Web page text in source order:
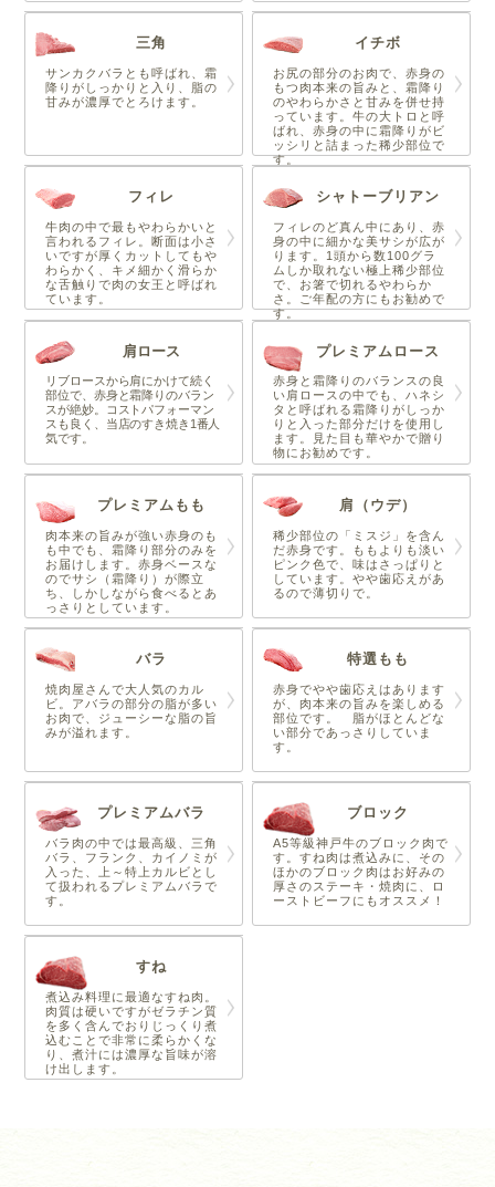
三角
サンカクバラとも呼ばれ、霜
降りがしっかりと入り、脂の
甘みが濃厚でとろけます。
イチボ
お尻の部分のお肉で、赤身の
もつ肉本来の旨みと、霜降り
のやわらかさと甘みを併せ持
っています。牛の大トロと呼
ばれ、赤身の中に霜降りがビ
ッシリと詰まった稀少部位で
す。
フィレ
牛肉の中で最もやわらかいと
言われるフィレ。断面は小さ
いですが厚くカットしてもや
わらかく、キメ細かく滑らか
な舌触りで肉の女王と呼ばれ
ています。
シャトーブリアン
フィレのど真ん中にあり、赤
身の中に細かな美サシが広が
ります。1頭から数100グラ
ムしか取れない極上稀少部位
で、お箸で切れるやわらか
さ。ご年配の方にもお勧めで
す。
肩ロース
リブロースから肩にかけて続く
部位で、赤身と霜降りのバラン
スが絶妙。コストパフォーマン
スも良く、当店のすき焼き1番人
気です。
プレミアムロース
赤身と霜降りのバランスの良
い肩ロースの中でも、ハネシ
タと呼ばれる霜降りがしっか
りと入った部分だけを使用し
ます。見た目も華やかで贈り
物にお勧めです。
プレミアムもも
肉本来の旨みが強い赤身のも
も中でも、霜降り部分のみを
お届けします。赤身ベースな
のでサシ（霜降り）が際立
ち、しかしながら食べるとあ
っさりとしています。
肩（ウデ）
稀少部位の「ミスジ」を含ん
だ赤身です。ももよりも淡い
ピンク色で、味はさっぱりと
しています。やや歯応えがあ
るので薄切りで。
バラ
焼肉屋さんで大人気のカル
ビ。アバラの部分の脂が多い
お肉で、ジューシーな脂の旨
みが溢れます。
特選もも
赤身でやや歯応えはあります
が、肉本来の旨みを楽しめる
部位です。 脂がほとんどな
い部分であっさりしていま
す。
プレミアムバラ
バラ肉の中では最高級、三角
バラ、フランク、カイノミが
入った、上～特上カルビとし
て扱われるプレミアムバラで
す。
ブロック
A5等級神戸牛のブロック肉で
す。すね肉は煮込みに、その
ほかのブロック肉はお好みの
厚さのステーキ・焼肉に、ロ
ーストビーフにもオススメ！
すね
煮込み料理に最適なすね肉。
肉質は硬いですがゼラチン質
を多く含んでおりじっくり煮
込むことで非常に柔らかくな
り、煮汁には濃厚な旨味が溶
け出します。